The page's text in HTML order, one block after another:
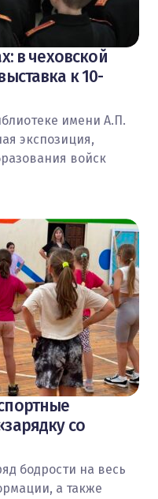
в чеховской
к 10-
имени А.П.
экспозиция,
войск
со
бодрости на весь
а также